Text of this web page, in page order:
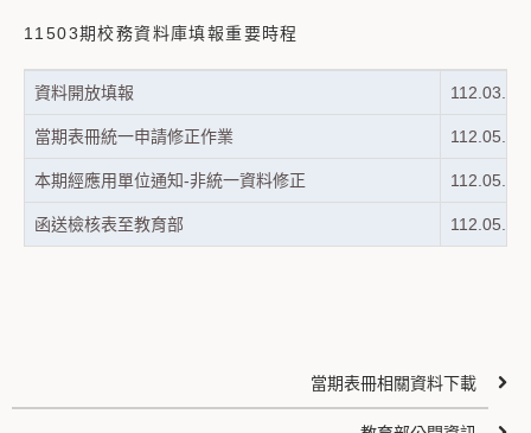
11503期校務資料庫填報重要時程
資料開放填報
當期表冊統一申請修正作業
本期經應用單位通知-非統一資料修正
函送檢核表至教育部
當期表冊相關資料下載